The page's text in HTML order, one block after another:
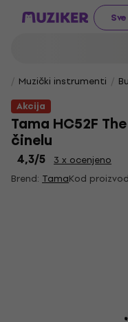
Muzički instrumenti
Akcija
Tama HC52F
činelu
4,3/5
3 x ocenjeno
Brend: TamaKod